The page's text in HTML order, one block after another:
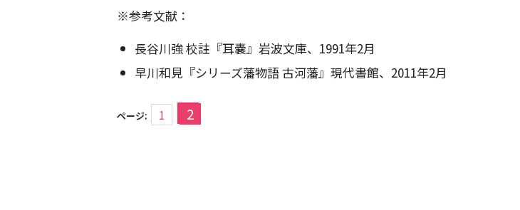
※参考文献：
長谷川強 校註『耳嚢』岩波文庫、1991年2月
早川和見『シリーズ藩物語 古河藩』現代書館、2011年2月
ページ: 1 2